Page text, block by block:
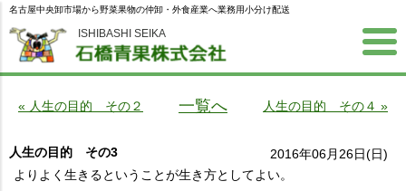
ISHIBASHI SEIKA
名古屋中央卸市場から野菜果物の仲卸・外食産業へ業務用小分け配送
« 人生の目的 その２ 一覧へ 人生の目的 その４ »
人生の目的 その3
2016年06月26日(日)
よりよく生きるということが生き方としてよい。